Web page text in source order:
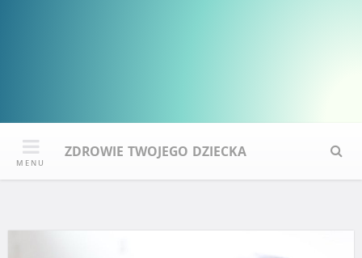
ZDROWIE TWOJEGO DZIECKA
MENU S
e